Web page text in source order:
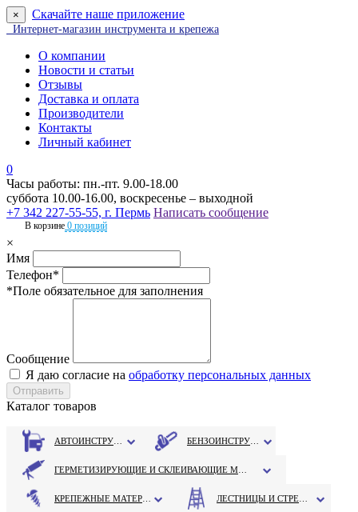
× Скачайте наше приложение
Интернет-магазин инструмента и крепежа
О компании
Новости и статьи
Отзывы
Доставка и оплата
Производители
Контакты
Личный кабинет
0
Часы работы: пн.-пт. 9.00-18.00
суббота 10.00-16.00, воскресенье – выходной
+7 342 227-55-55, г. Пермь Написать сообщение
В корзине 0 позиций
×
Имя
Телефон*
*Поле обязательное для заполнения
Сообщение
Я даю согласие на обработку персональных данных
Каталог товаров